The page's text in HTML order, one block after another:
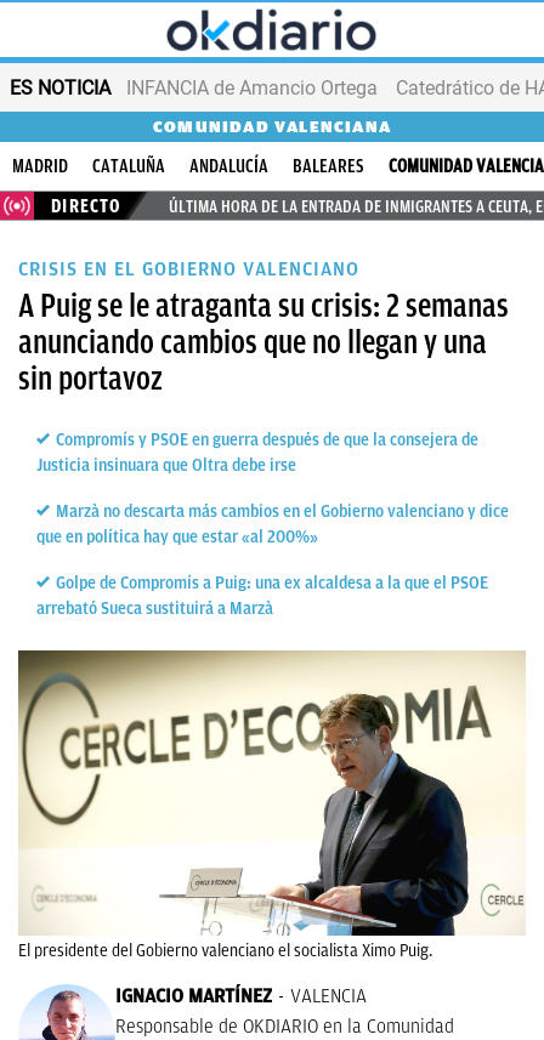
ES NOTICIA INFANCIA de Amancio Ortega
COMUNIDAD VALENCIANA
MADRID CATALUÑA ANDALUCÍA BALEARES
COMUNIDAD
DIRECTO
ÚLTIMA HORA DE LA ENTRADA DE INMIGRANTES A CEUTA,
CRISIS EN EL GOBIERNO VALENCIANO
A Puig se le atraganta su crisis: 2 semanas
anunciando cambios que no llegan y una
sin portavoz
Compromís y PSOE en guerra después de que la consejera de
Justicia insinuara que Oltra debe irse
Marzà no descarta más cambios en el Gobierno valenciano y dice
que en política hay que estar «al 200%»
Golpe de Compromís a Puig: una ex alcaldesa a la que el PSOE
arrebató Sueca sustituirá a Marzà
El presidente del Gobierno valenciano el socialista Ximo Puig.
IGNACIO MARTÍNEZ
VALENCIA
Responsable de OKDIARIO en la Comunidad